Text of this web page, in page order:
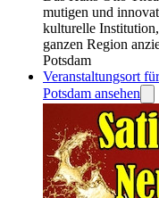
mutigen und
kulturelle
ganzen Region
Potsdam
Veranstaltungsort
Potsdam ansehen